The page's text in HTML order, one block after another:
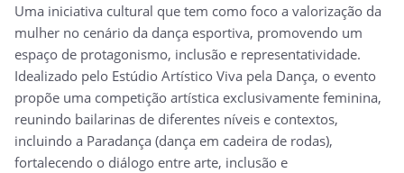
Uma iniciativa cultural que tem como foco a valorização da
mulher no cenário da dança esportiva, promovendo um
espaço de protagonismo, inclusão e representatividade.
Idealizado pelo Estúdio Artístico Viva pela Dança, o evento
propõe uma competição artística exclusivamente feminina,
reunindo bailarinas de diferentes níveis e contextos,
incluindo a Paradança (dança em cadeira de rodas),
fortalecendo o diálogo entre arte, inclusão e